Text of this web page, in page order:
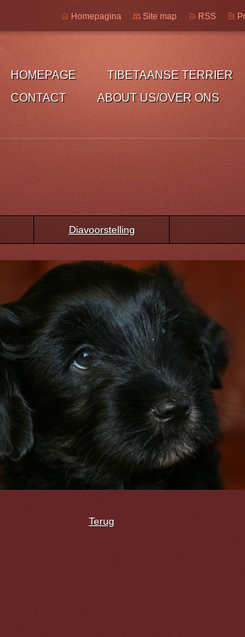
HOMEPAGE TIBETAANSE TERRIER
CONTACT
ABOUT US/OVER ONS
Homepagina Site map RSS
Diavoorstelling
Terug